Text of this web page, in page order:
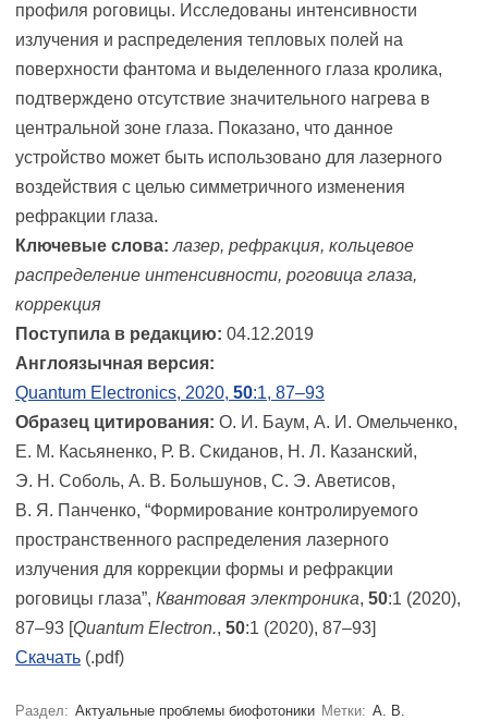
профиля роговицы. Исследованы интенсивности
излучения и распределения тепловых полей на
поверхности фантома и выделенного глаза кролика,
подтверждено отсутствие значительного нагрева в
центральной зоне глаза. Показано, что данное
устройство может быть использовано для лазерного
воздействия с целью симметричного изменения
рефракции глаза.
Ключевые слова: лазер, рефракция, кольцевое
распределение интенсивности, роговица глаза,
коррекция
Поступила в редакцию: 04.12.2019
Англоязычная версия:
Quantum Electronics, 2020, 50:1, 87–93
Образец цитирования: О. И. Баум, А. И. Омельченко,
Е. М. Касьяненко, Р. В. Скиданов, Н. Л. Казанский,
Э. Н. Соболь, А. В. Большунов, С. Э. Аветисов,
В. Я. Панченко, “Формирование контролируемого
пространственного распределения лазерного
излучения для коррекции формы и рефракции
роговицы глаза”, Квантовая электроника, 50:1 (2020),
87–93 [Quantum Electron., 50:1 (2020), 87–93]
Скачать (.pdf)
Раздел: Актуальные проблемы биофотоники Метки: А. В.